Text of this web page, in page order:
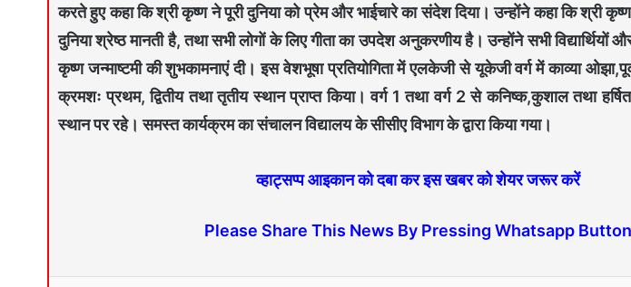
करते हुए कहा कि श्री कृष्ण ने पूरी दुनिया को प्रेम और भाईचारे का संदेश दिया। उन्होंने कहा कि श्री
दुनिया श्रेष्ठ मानती है, तथा सभी लोगों के लिए गीता का उपदेश अनुकरणीय है। उन्होंने सभी विद्यार्थियों
कृष्ण जन्माष्टमी की शुभकामनाएं दी। इस वेशभूषा प्रतियोगिता में एलकेजी से यूकेजी वर्ग में काव्या
क्रमशः प्रथम, द्वितीय तथा तृतीय स्थान प्राप्त किया। वर्ग 1 तथा वर्ग 2 से कनिष्क,कुशाल तथा
स्थान पर रहे। समस्त कार्यक्रम का संचालन विद्यालय के सीसीए विभाग के द्वारा किया गया।
व्हाट्सप्प आइकान को दबा कर इस खबर को शेयर जरूर करें
Please Share This News By Pressing Whatsapp Button